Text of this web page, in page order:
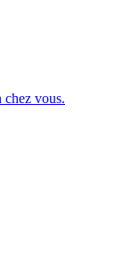
chez vous.